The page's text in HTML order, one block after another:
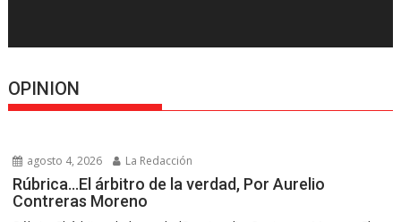
OPINION
agosto 4, 2026 La Redacción
Rúbrica…El árbitro de la verdad, Por Aurelio
Contreras Moreno